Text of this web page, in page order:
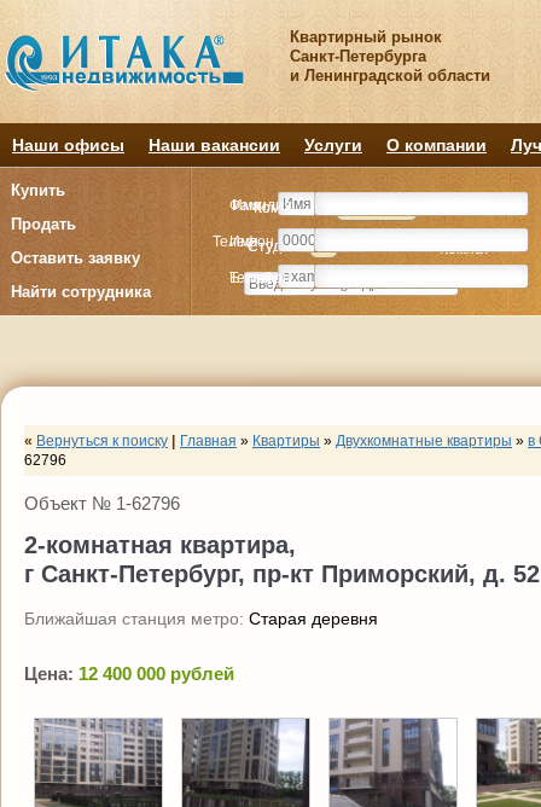
Квартирный рынок
Санкт-Петербурга
и Ленинградской области
Наши офисы Наши вакансии Услуги О компании
Купить
Продать
Оставить заявку
Найти сотрудника
Комнату
Студия Комнат
Комнату
Студия Комнат
Имя
Телефон
E-mail
Фамилия
Имя
Телефон
« Вернуться к поиску Главная » Квартиры » Двухкомнатные квартиры » в
62796
Объект № 1-62796
2-комнатная квартира,
г Санкт-Петербург, пр-кт Приморский, д.
Ближайшая станция метро: Старая деревня
Цена: 12 400 000 рублей